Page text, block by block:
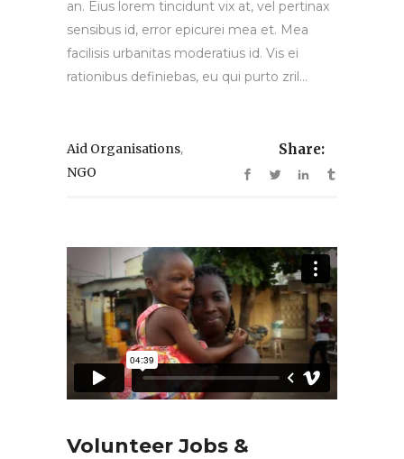
an. Eius lorem tincidunt vix at, vel pertinax
sensibus id, error epicurei mea et. Mea
facilisis urbanitas moderatius id. Vis ei
rationibus definiebas, eu qui purto zril...
Aid Organisations,
NGO
Share:
Volunteer Jobs &